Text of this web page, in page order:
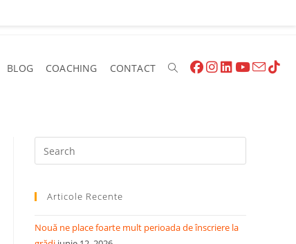
BLOG COACHING CONTACT
Articole Recente
Nouă ne place foarte mult perioada de înscriere la